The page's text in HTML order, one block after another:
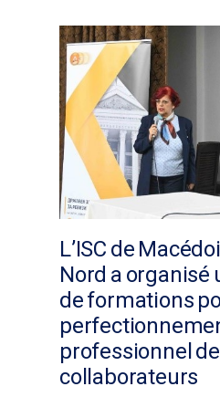
L’ISC de
Nord a organisé
de formations
professionnel
collaborateurs